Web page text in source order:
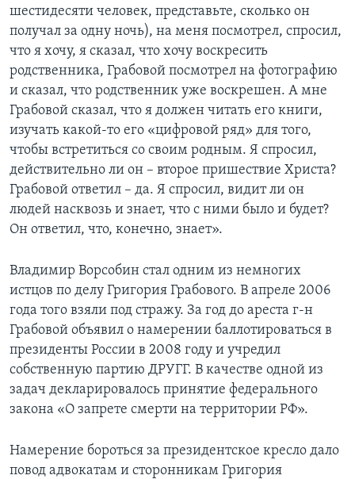
шестидесяти человек, представьте, сколько он
получал за одну ночь), на меня посмотрел, спросил,
что я хочу, я сказал, что хочу воскресить
родственника, Грабовой посмотрел на фотографию
и сказал, что родственник уже воскрешен. А мне
Грабовой сказал, что я должен читать его книги,
изучать какой-то его «цифровой ряд» для того,
чтобы встретиться со своим родным. Я спросил,
действительно ли он – второе пришествие Христа?
Грабовой ответил – да. Я спросил, видит ли он
людей насквозь и знает, что с ними было и будет?
Он ответил, что, конечно, знает».
Владимир Ворсобин стал одним из немногих
истцов по делу Григория Грабового. В апреле 2006
года того взяли под стражу. За год до ареста г-н
Грабовой объявил о намерении баллотироваться в
президенты России в 2008 году и учредил
собственную партию ДРУГГ. В качестве одной из
задач декларировалось принятие федерального
закона «О запрете смерти на территории РФ».
Намерение бороться за президентское кресло дало
повод адвокатам и сторонникам Григория